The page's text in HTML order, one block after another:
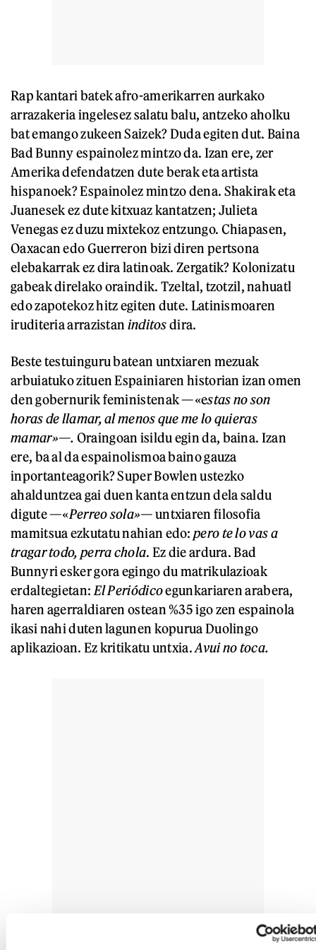
Rap kantari batek afro-amerikarren aurkako
arrazakeria ingelesez salatu balu, antzeko aholku
bat emango zukeen Saizek? Duda egiten dut. Baina
Bad Bunny espainolez mintzo da. Izan ere, zer
Amerika defendatzen dute berak eta artista
hispanoek? Espainolez mintzo dena. Shakirak eta
Juanesek ez dute kitxuaz kantatzen; Julieta
Venegas ez duzu mixtekoz entzungo. Chiapasen,
Oaxacan edo Guerreron bizi diren pertsona
elebakarrak ez dira latinoak. Zergatik? Kolonizatu
gabeak direlako oraindik. Tzeltal, tzotzil, nahuatl
edo zapotekoz hitz egiten dute. Latinismoaren
iruditeria arrazistan inditosdira.
Beste testuinguru batean untxiaren mezuak
arbuiatuko zituen Espainiaren historian izan omen
den gobernurik feministenak —«estas no son
horas de llamar, al menos que me lo quieras
mamar»—. Oraingoan isildu egin da, baina. Izan
ere, ba al da espainolismoa baino gauza
inportanteagorik? Super Bowlen ustezko
ahalduntzea gai duen kanta entzun dela saldu
digute —«Perreo sola»—untxiaren filosofia
mamitsua ezkutatu nahian edo: pero te lo vas a
tragar todo, perra chola. Ez die ardura. Bad
Bunnyri esker gora egingo du matrikulazioak
erdaltegietan: El Periódicoegunkariaren arabera,
haren agerraldiaren ostean %35 igo zen espainola
ikasi nahi duten lagunen kopurua Duolingo
aplikazioan. Ez kritikatu untxia.Avui no toca.